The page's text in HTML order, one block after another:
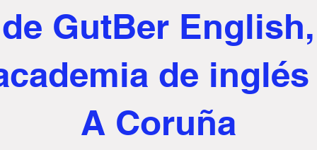
de GutBer English,
de
A Coruña